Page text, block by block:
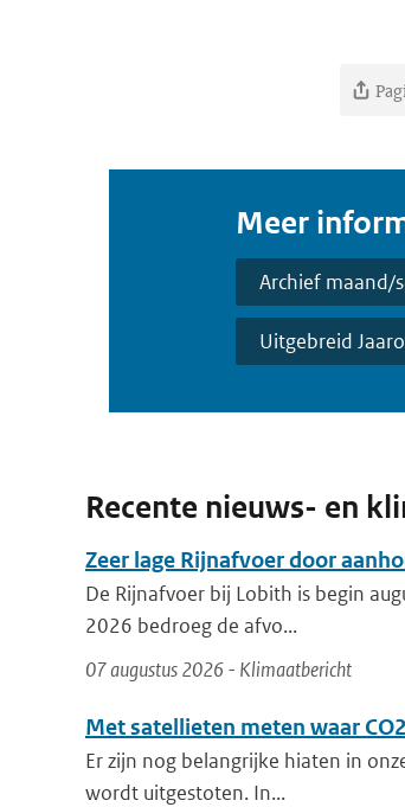
Meer
Archief maand/
Uitgebreid
Recente nieuws- en
Zeer lage Rijnafvoer door
De Rijnafvoer bij Lobith is begin
2026 bedroeg de afvo...
07 augustus 2026 - Klimaatbericht
Met satellieten meten waar
Er zijn nog belangrijke hiaten in
wordt uitgestoten. In...